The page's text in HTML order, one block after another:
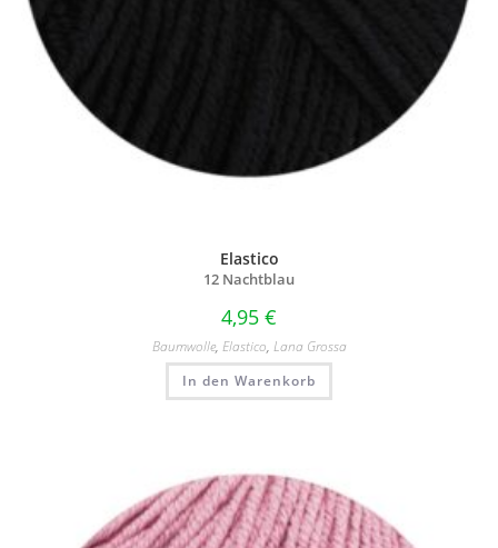
Elastico
12 Nachtblau
4,95 €
Baumwolle, Elastico, Lana Grossa
In den Warenkorb